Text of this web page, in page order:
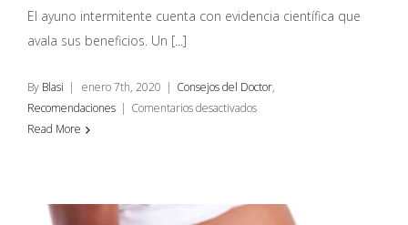
El ayuno intermitente cuenta con evidencia científica que
avala sus beneficios. Un [...]
By Blasi | enero 7th, 2020 | Consejos del Doctor,
Recomendaciones | Comentarios desactivadosen
Read More